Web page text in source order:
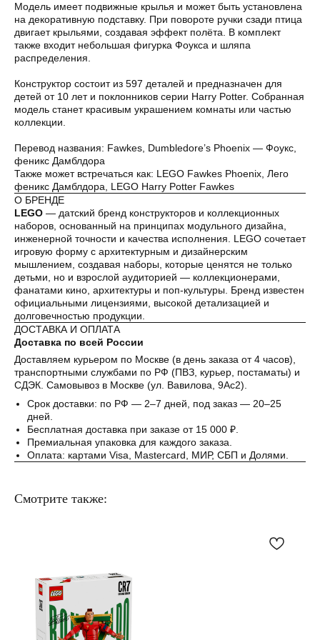
Модель имеет подвижные крылья и может быть установлена
на декоративную подставку. При повороте ручки сзади птица
двигает крыльями, создавая эффект полёта. В комплект
также входит небольшая фигурка Фоукса и шляпа
распределения.
Конструктор состоит из 597 деталей и предназначен для
детей от 10 лет и поклонников серии Harry Potter. Собранная
модель станет красивым украшением комнаты или частью
коллекции.
Перевод названия: Fawkes, Dumbledore’s Phoenix — Фоукс,
феникс Дамблдора
Также может встречаться как: LEGO Fawkes Phoenix, Лего
феникс Дамблдора, LEGO Harry Potter Fawkes
О БРЕНДЕ
LEGO — датский бренд конструкторов и коллекционных
наборов, основанный на принципах модульного дизайна,
инженерной точности и качества исполнения. LEGO сочетает
игровую форму с архитектурным и дизайнерским
мышлением, создавая наборы, которые ценятся не только
детьми, но и взрослой аудиторией — коллекционерами,
фанатами кино, архитектуры и поп-культуры. Бренд известен
официальными лицензиями, высокой детализацией и
долговечностью продукции.
ДОСТАВКА И ОПЛАТА
Доставка по всей России
Доставляем курьером по Москве (в день заказа от 4 часов),
транспортными службами по РФ (ПВЗ, курьер, постаматы) и
СДЭК. Самовывоз в Москве (ул. Вавилова, 9Ас2).
Срок доставки: по РФ — 2–7 дней, под заказ — 20–25
дней.
Бесплатная доставка при заказе от 15 000 ₽.
Премиальная упаковка для каждого заказа.
Оплата: картами Visa, Mastercard, МИР, СБП и Долями.
Смотрите также:
Оплата частями
Оплатите сегодня 25% стоимости покупки
картой любого банка, остальное — тремя
платежами раз в две недели.
Оплата
сегодня
25%
2 недели
25%
4 недели
25%
6 недель
25%
Без комиссий и переплат
Как обычная оплата картой
Понятно